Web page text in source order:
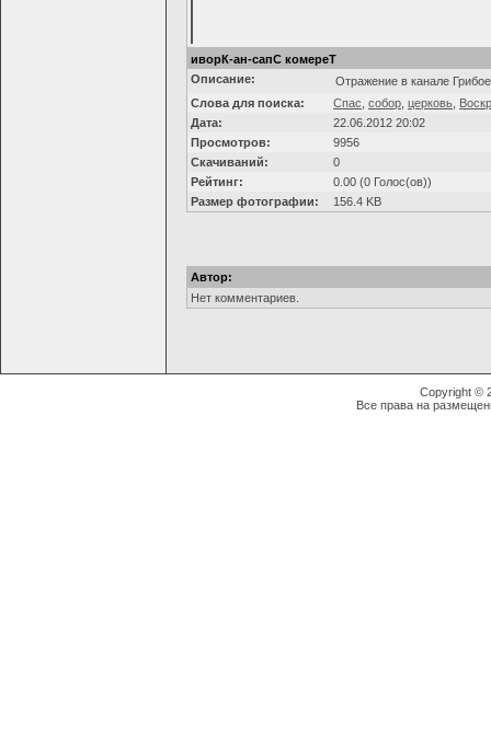
иворК-ан-сапС комереТ
Описание:
Отражение в канале
Слова для поиска:
Спас собор церковь
Дата:
22.06.2012 20:02
Просмотров:
9956
Скачиваний:
0
Рейтинг:
0.00 (0 Голос(ов))
Размер фотографии:
156.4 KB
Автор:
Нет комментариев.
Copyright ©
Все права на